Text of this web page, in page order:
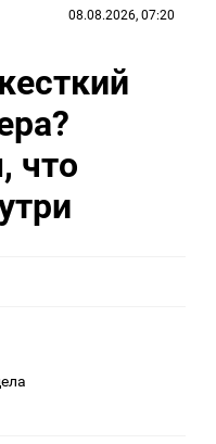
08.08.2026, 07:20
что